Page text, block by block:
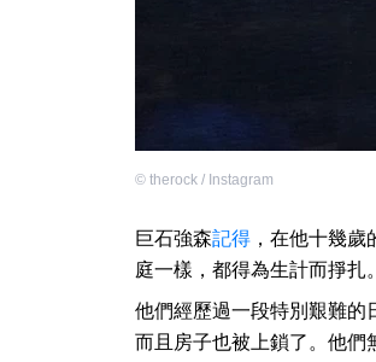
© therock / Instagram
巨石強森記得 ，在他十幾
庭一樣，都得為生計而掙扎
他們經歷過一段特別艱難的
而且房子也被上鎖了。他們